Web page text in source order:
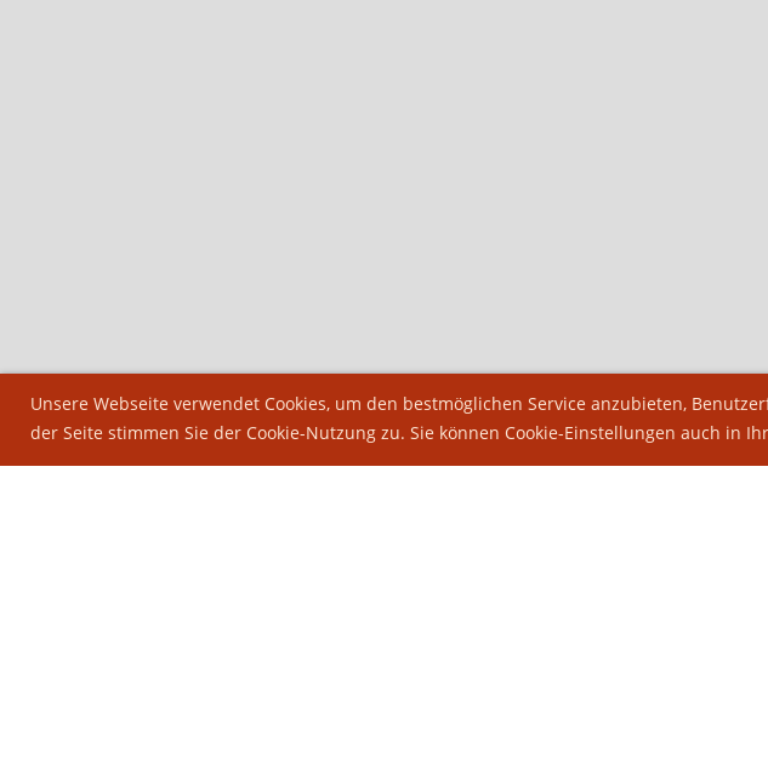
Unsere Webseite verwendet Cookies, um den bestmöglichen Service anzubieten,
der Seite stimmen Sie der Cookie-Nutzung zu. Sie können Cookie-Einstellungen auch in